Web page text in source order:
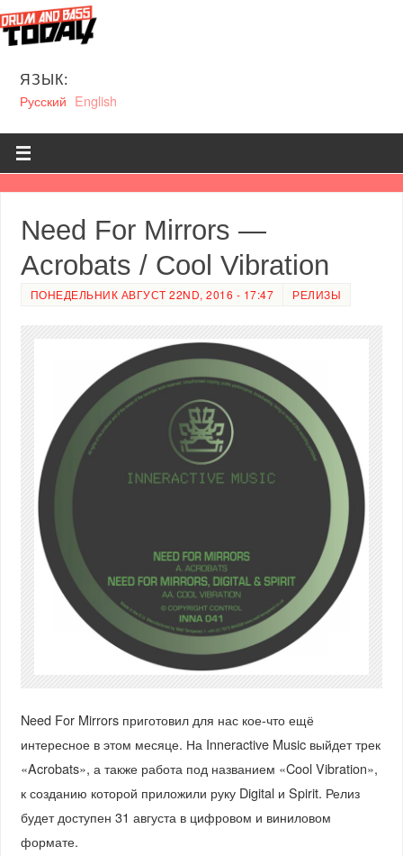
ЯЗЫК:
Русский English
Need For Mirrors —
Acrobats / Cool Vibration
ПОНЕДЕЛЬНИК АВГУСТ 22ND, 2016 - 17:47 РЕЛИЗЫ
Need For Mirrors приготовил для нас кое-что ещё
интересное в этом месяце. На Inneractive Music выйдет трек
«Acrobats», а также работа под названием «Cool Vibration»,
к созданию которой приложили руку Digital и Spirit. Релиз
будет доступен 31 августа в цифровом и виниловом
формате.